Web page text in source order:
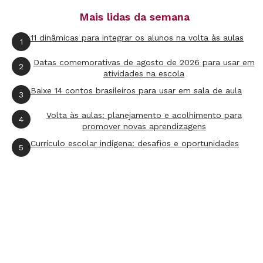
conexões sinápticas e de neurônios
Embasamento:De fato, diversas investigações
científicas comprovam que, nos primeiros dez
meses de vida, o bebê tem um aumento imenso
da quantidade de proliferação sináptica, que
supera a de um adulto. Depois, aquelas
estruturas neurais que não são usadas ou são
Mais lidas da semana
1 11 dinâmicas para integrar os alunos na volta às aulas
2
Datas comemorativas de agosto de 2026 para usar em
atividades na escola
3 Baixe 14 contos brasileiros para usar em sala de aula
4
Volta às aulas: planejamento e acolhimento para
promover novas aprendizagens
5 Currículo escolar indígena: desafios e oportunidades